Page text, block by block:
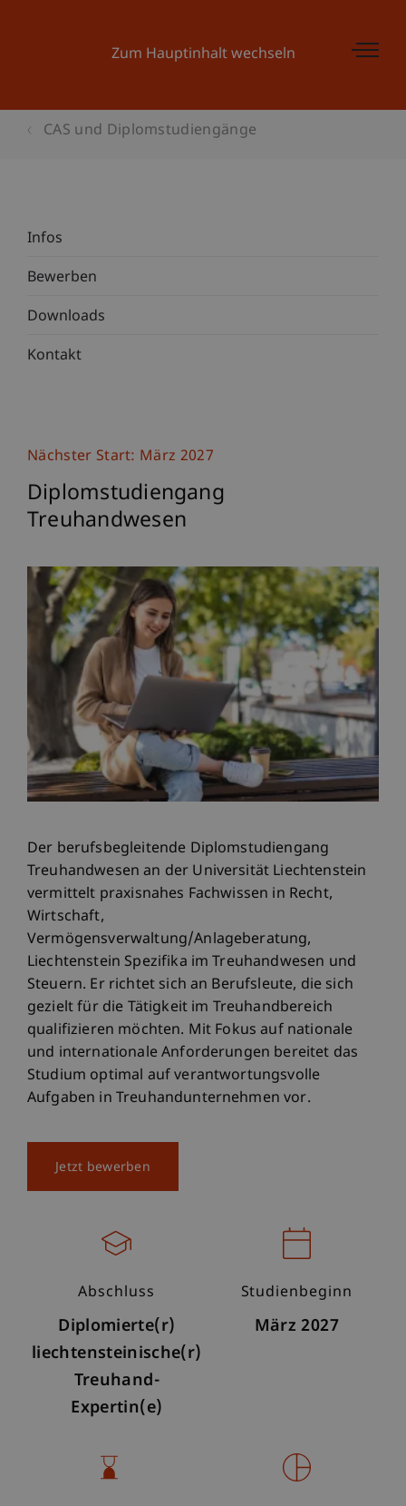
Zum Hauptinhalt wechseln
CAS und Diplomstudiengänge
Infos
Bewerben
Downloads
Kontakt
Nächster Start: März 2027
Diplomstudiengang
Treuhandwesen
Der berufsbegleitende Diplomstudiengang
Treuhandwesen an der Universität Liechtenstein
vermittelt praxisnahes Fachwissen in Recht,
Wirtschaft,
Vermögensverwaltung/Anlageberatung,
Liechtenstein Spezifika im Treuhandwesen und
Steuern. Er richtet sich an Berufsleute, die sich
gezielt für die Tätigkeit im Treuhandbereich
qualifizieren möchten. Mit Fokus auf nationale
und internationale Anforderungen bereitet das
Studium optimal auf verantwortungsvolle
Aufgaben in Treuhandunternehmen vor.
Jetzt bewerben
Abschluss
Diplomierte(r)
liechtensteinische(r)
Treuhand-
Expertin(e)
Studienbeginn
März 2027